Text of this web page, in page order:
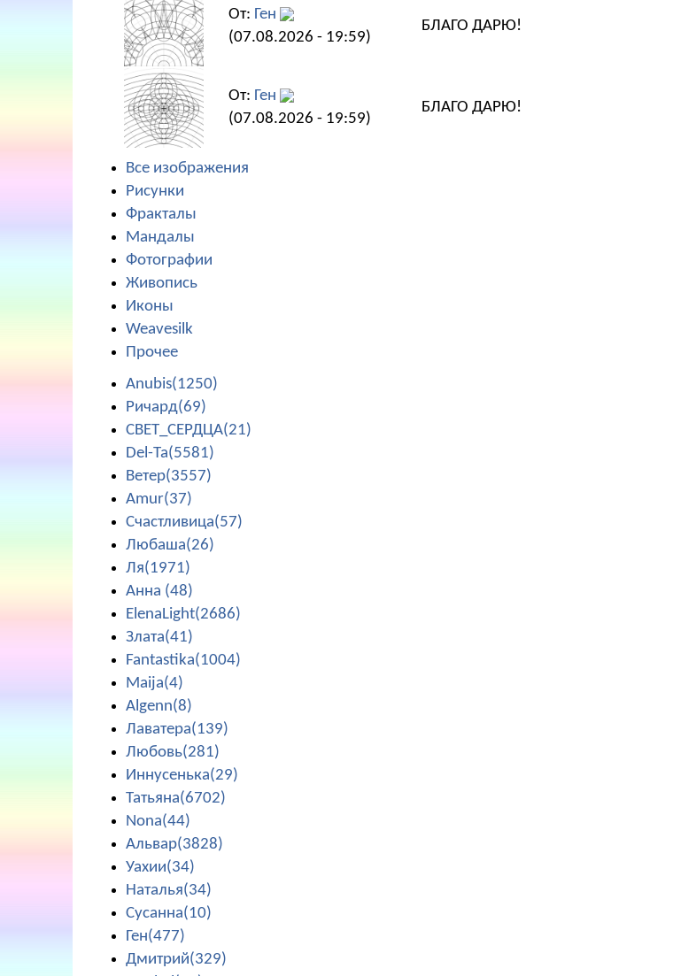
От: Ген
(07.08.2026 - 19:59)
БЛАГО ДАРЮ!
От: Ген
(07.08.2026 - 19:59)
БЛАГО ДАРЮ!
Все изображения
Рисунки
Фракталы
Мандалы
Фотографии
Живопись
Иконы
Weavesilk
Прочее
Anubis(1250)
Ричард(69)
СВЕТ_СЕРДЦА(21)
Del-Ta(5581)
Ветер(3557)
Amur(37)
Счастливица(57)
Любаша(26)
Ля(1971)
Анна (48)
ElenaLight(2686)
Злата(41)
Fantastika(1004)
Maija(4)
Algenn(8)
Лаватера(139)
Любовь(281)
Иннусенька(29)
Татьяна(6702)
Nona(44)
Альвар(3828)
Уахии(34)
Наталья(34)
Сусанна(10)
Ген(477)
Дмитрий(329)